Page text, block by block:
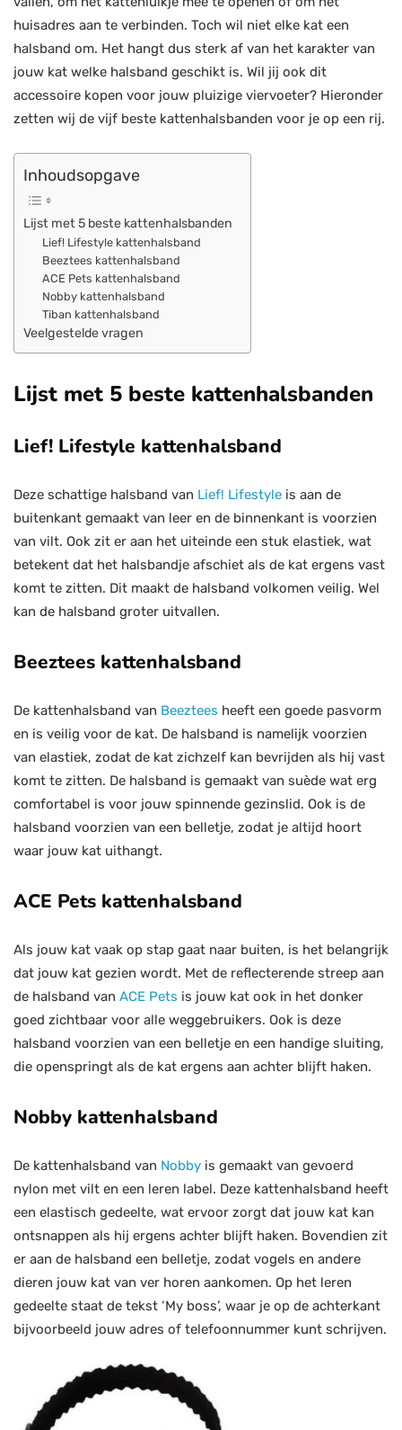
huisadres aan te verbinden. Toch wil niet elke kat een
halsband om. Het hangt dus sterk af van het karakter van
jouw kat welke halsband geschikt is. Wil jij ook dit
accessoire kopen voor jouw pluizige viervoeter? Hieronder
zetten wij de vijf beste kattenhalsbanden voor je op een rij.
Inhoudsopgave
Lijst met 5 beste kattenhalsbanden
Lief! Lifestyle kattenhalsband
Beeztees kattenhalsband
ACE Pets kattenhalsband
Nobby kattenhalsband
Tiban kattenhalsband
Veelgestelde vragen
Lijst met 5 beste kattenhalsbanden
Lief! Lifestyle kattenhalsband
Deze schattige halsband van Lief! Lifestyle is aan de
buitenkant gemaakt van leer en de binnenkant is voorzien
van vilt. Ook zit er aan het uiteinde een stuk elastiek, wat
betekent dat het halsbandje afschiet als de kat ergens vast
komt te zitten. Dit maakt de halsband volkomen veilig. Wel
kan de halsband groter uitvallen.
Beeztees kattenhalsband
De kattenhalsband van Beeztees heeft een goede pasvorm
en is veilig voor de kat. De halsband is namelijk voorzien
van elastiek, zodat de kat zichzelf kan bevrijden als hij vast
komt te zitten. De halsband is gemaakt van suède wat erg
comfortabel is voor jouw spinnende gezinslid. Ook is de
halsband voorzien van een belletje, zodat je altijd hoort
waar jouw kat uithangt.
ACE Pets kattenhalsband
Als jouw kat vaak op stap gaat naar buiten, is het belangrijk
dat jouw kat gezien wordt. Met de reflecterende streep aan
de halsband van ACE Pets is jouw kat ook in het donker
goed zichtbaar voor alle weggebruikers. Ook is deze
halsband voorzien van een belletje en een handige sluiting,
die openspringt als de kat ergens aan achter blijft haken.
Nobby kattenhalsband
De kattenhalsband van Nobby is gemaakt van gevoerd
nylon met vilt en een leren label. Deze kattenhalsband heeft
een elastisch gedeelte, wat ervoor zorgt dat jouw kat kan
ontsnappen als hij ergens achter blijft haken. Bovendien zit
er aan de halsband een belletje, zodat vogels en andere
dieren jouw kat van ver horen aankomen. Op het leren
gedeelte staat de tekst ‘My boss’, waar je op de achterkant
bijvoorbeeld jouw adres of telefoonnummer kunt schrijven.